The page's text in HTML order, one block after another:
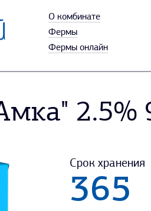
О комбинате
Фермы
Фермы онлайн
2.5%
Срок хранения
365